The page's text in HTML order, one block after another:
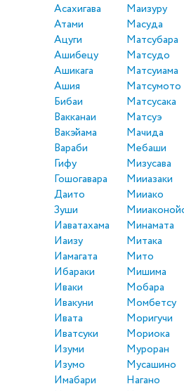
Асахигава
Атами
Ацуги
Ашибецу
Ашикага
Ашия
Бибаи
Вакканаи
Вакэйама
Вараби
Гифу
Гошогавара
Даито
Зуши
Иаватахама
Иаизу
Иамагата
Ибараки
Иваки
Ивакуни
Ивата
Иватсуки
Изуми
Изумо
Имабари
Маизуру
Масуда
Матсубара
Матсудо
Матсуиама
Матсумото
Матсусака
Матсуэ
Мачида
Мебаши
Мизусава
Мииазаки
Мииако
Минамата
Митака
Мито
Мишима
Мобара
Момбетсу
Моригучи
Мориока
Муроран
Мусашино
Нагано